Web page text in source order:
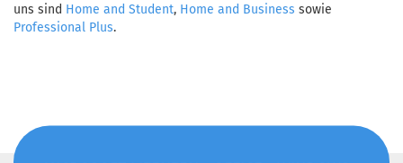
uns sind Home and Student, Home and Business sowie
Professional Plus.